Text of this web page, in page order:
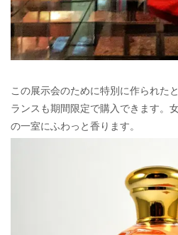
この展示会のために特別に作られた
ランスも期間限定で購入できます。
の一室にふわっと香ります。